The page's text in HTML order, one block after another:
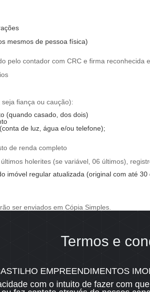
mesmos de pessoa física)
pelo contador com CRC e firma
fiança ou caução):
(quando casado, dos dois)
de luz, água e/ou telefone);
de renda completo
holerites (se variável, 06 últimos),
imóvel regular atualizada (original com até 30
ser enviados em Cópia Simples.
Termos e
EMPREENDIMENTOS
com o intuito de fazer com
LOCAÇÃO
Documentação